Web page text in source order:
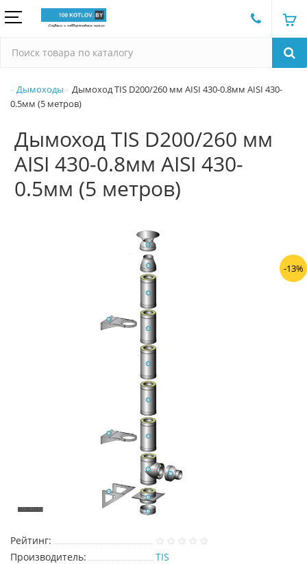
Дымоходы
Дымоход TIS D200/260 мм AISI 430-0.8мм AISI 430-
0.5мм (5 метров)
Дымоход TIS D200/260 мм
AISI 430-0.8мм AISI 430-
0.5мм (5 метров)
-13%
Рейтинг:
Производитель:
TIS